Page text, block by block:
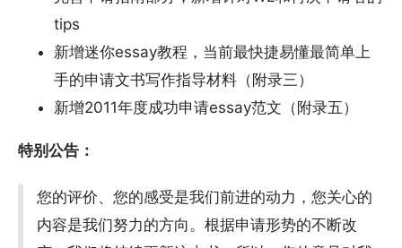
tips
新增迷你essay教程，当前最快捷易懂最简单上
手的申请文书写作指导材料（附录三）
新增2011年度成功申请essay范文（附录五）
特别公告：
您的评价、您的感受是我们前进的动力，您关心的
内容是我们努力的方向。根据申请形势的不断改